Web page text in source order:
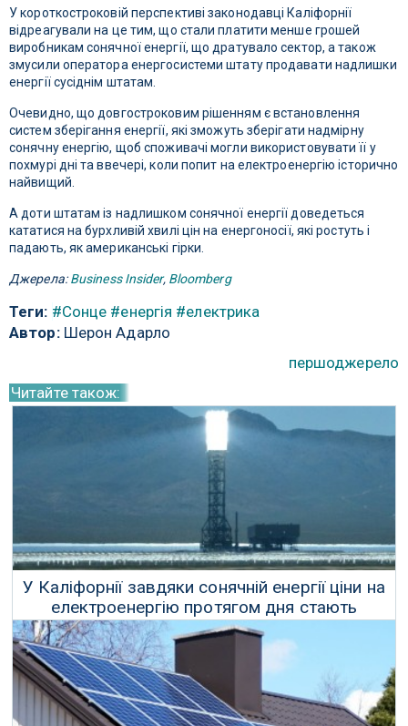
У короткостроковій перспективі законодавці Каліфорнії
відреагували на це тим, що стали платити менше грошей
виробникам сонячної енергії, що дратувало сектор, а також
змусили оператора енергосистеми штату продавати надлишки
енергії сусіднім штатам.
Очевидно, що довгостроковим рішенням є встановлення
систем зберігання енергії, які зможуть зберігати надмірну
сонячну енергію, щоб споживачі могли використовувати її у
похмурі дні та ввечері, коли попит на електроенергію історично
найвищий.
А доти штатам із надлишком сонячної енергії доведеться
кататися на бурхливій хвилі цін на енергоносії, які ростуть і
падають, як американські гірки.
Джерела:Business Insider, Bloomberg
Теги: #Сонце #енергія #електрика
Автор:Шерон Адарло
першоджерело
Читайте також:
У Каліфорнії завдяки сонячній енергії ціни на
електроенергію протягом дня стають
від'ємними
23 Квітня 2024 р.